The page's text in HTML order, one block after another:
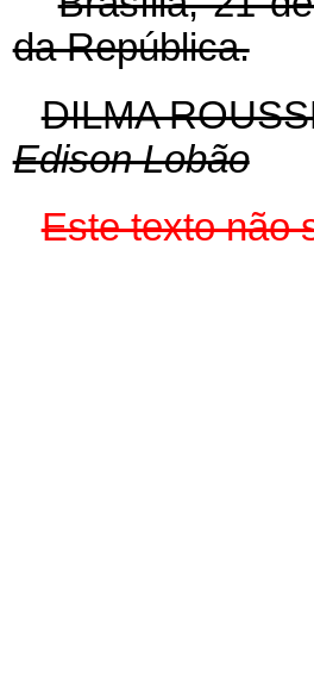
da República.
DILMA
Edison Lobão
Este texto não